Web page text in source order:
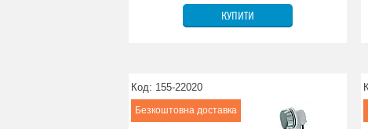
КУПИТИ
155-22020
Безкоштовна доставка